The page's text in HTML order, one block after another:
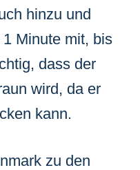
hinzu und
Minute mit, bis
dass der
wird, da er
kann.
zu den